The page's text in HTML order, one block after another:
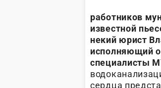
работников
известной
некий юрист
исполняющий
специалисты
сердца